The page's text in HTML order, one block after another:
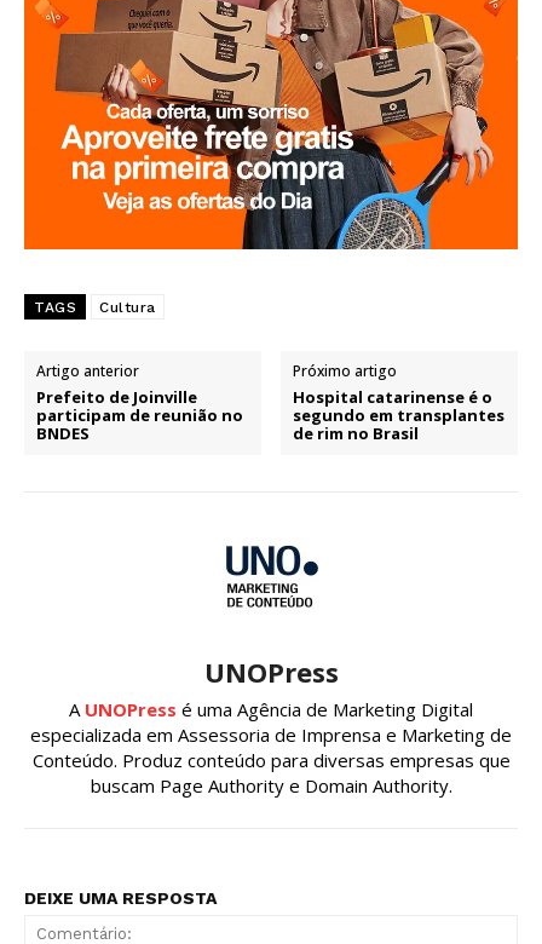
TAGS Cultura
Artigo anterior
Prefeito de Joinville
participam de reunião no
BNDES
Próximo artigo
Hospital catarinense é o
segundo em transplantes
de rim no Brasil
UNOPress
A UNOPress é uma Agência de Marketing Digital
especializada em Assessoria de Imprensa e Marketing de
Conteúdo. Produz conteúdo para diversas empresas que
buscam Page Authority e Domain Authority.
DEIXE UMA RESPOSTA